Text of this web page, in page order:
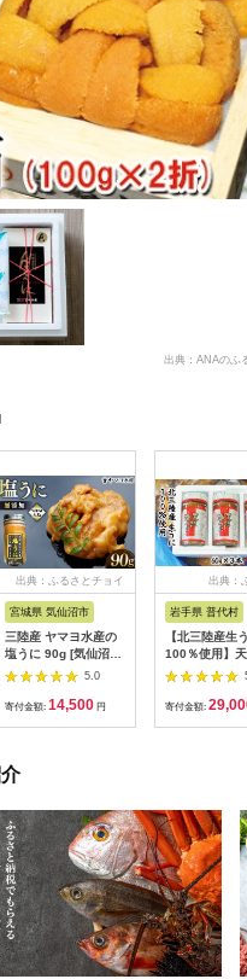
出典：ANAのふ
出典：ふるさとチョイ
宮城県 気仙沼市
三陸産 ヤマヨ水産の
塩うに 90g [気仙沼市
物産振興協会 宮城県
気仙沼市 20565314]
塩 うに ウニ 雲丹 冷
5.0
寄付金額: 14,500 円
出典：
岩手県 普代村
【北三陸産生
100％使用】
に 60g ３本
寄付金額: